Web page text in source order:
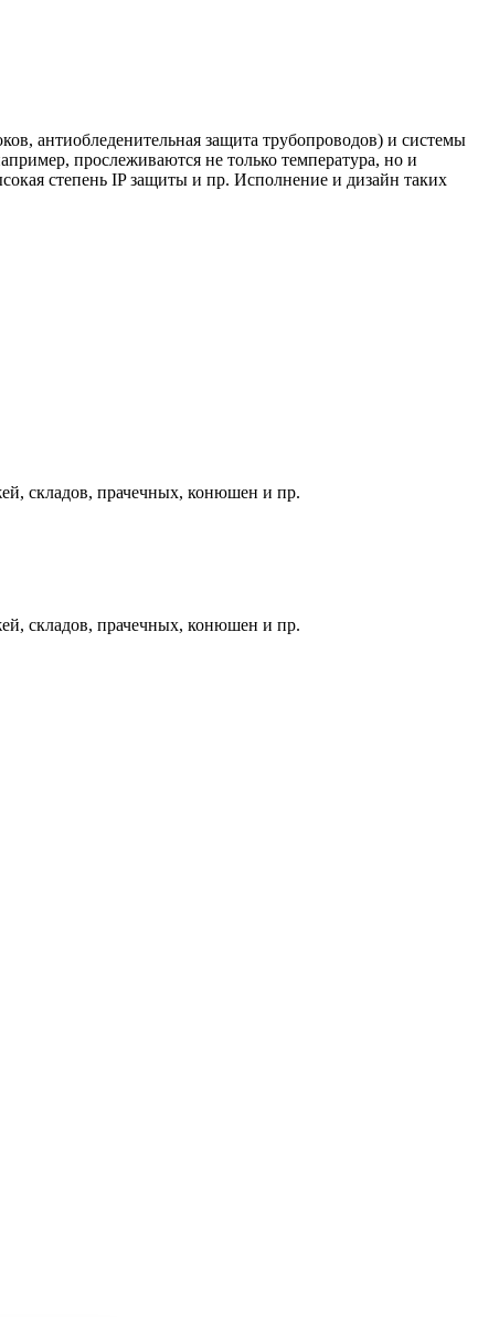
антиобледенительная защита трубопроводов) и системы
прослеживаются не только температура, но и
степень IP защиты и пр. Исполнение и дизайн таких
складов, прачечных, конюшен и пр.
складов, прачечных, конюшен и пр.